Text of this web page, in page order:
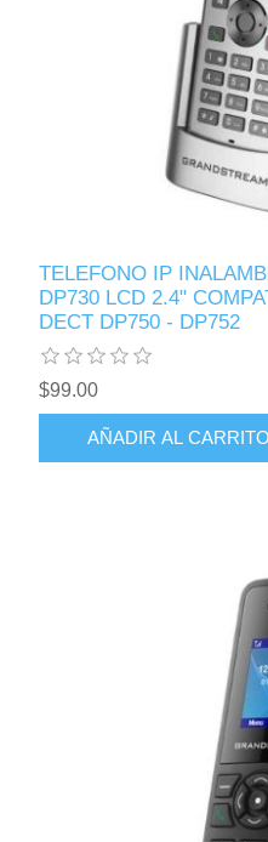
TELEFONO IP
DP730 LCD 2.4"
DECT DP750 - DP752
$99.00
AÑADIR AL CARRITO